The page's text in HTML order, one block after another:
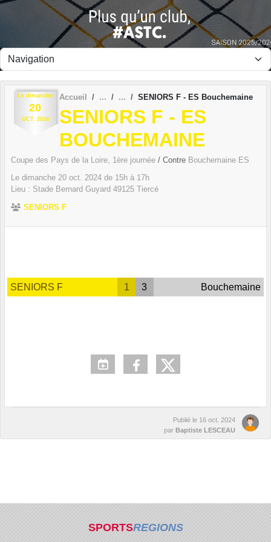
Le dimanche
20
OCT. 2024
Accueil SENIORS F - ES Bouchemaine
SENIORS F - ES
BOUCHEMAINE
Coupe des Pays de la Loire, 1ère journée / Contre Bouchemaine ES
Le dimanche 20 oct. 2024 de 15h à 17h
Lieu : Stade Bernard Guyard 49125 Tiercé
SENIORS F
SENIORS F 1 3 Bouchemaine
Publié le 16 oct. 2024
par Baptiste LESCEAU
SPORTSREGIONS
Panneau de gestion des cookies